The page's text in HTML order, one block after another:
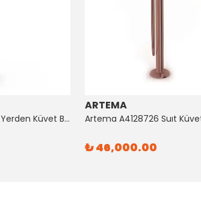
Artema A4128723 Suıt L Yerden Küvet Bataryası Altın
ARTEMA
₺ 46,000.00